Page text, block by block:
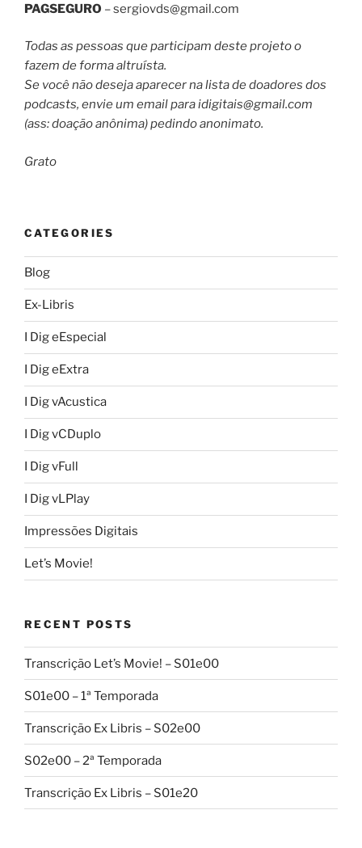
PAGSEGURO –sergiovds@gmail.com
Todas as pessoas que participam deste projeto o
fazem de forma altruísta.
Se você não deseja aparecer na lista de doadores dos
podcasts, envie um email paraidigitais@gmail.com
(ass: doação anônima) pedindo anonimato.
Grato
CATEGORIES
Blog
Ex-Libris
I Dig eEspecial
I Dig eExtra
I Dig vAcustica
I Dig vCDuplo
I Dig vFull
I Dig vLPlay
Impressões Digitais
Let’s Movie!
RECENT POSTS
Transcrição Let’s Movie! – S01e00
S01e00 – 1ª Temporada
Transcrição Ex Libris – S02e00
S02e00 – 2ª Temporada
Transcrição Ex Libris – S01e20